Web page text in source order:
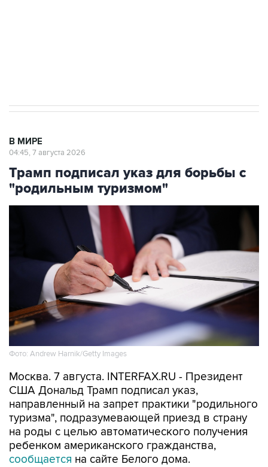
В МИРЕ
04:45, 7 августа 2026
Трамп подписал указ для борьбы с
"родильным туризмом"
Фото: Andrew Harnik/Getty Images
Москва. 7 августа. INTERFAX.RU - Президент
США Дональд Трамп подписал указ,
направленный на запрет практики "родильного
туризма", подразумевающей приезд в страну
на роды с целью автоматического получения
ребенком американского гражданства,
сообщается на сайте Белого дома.